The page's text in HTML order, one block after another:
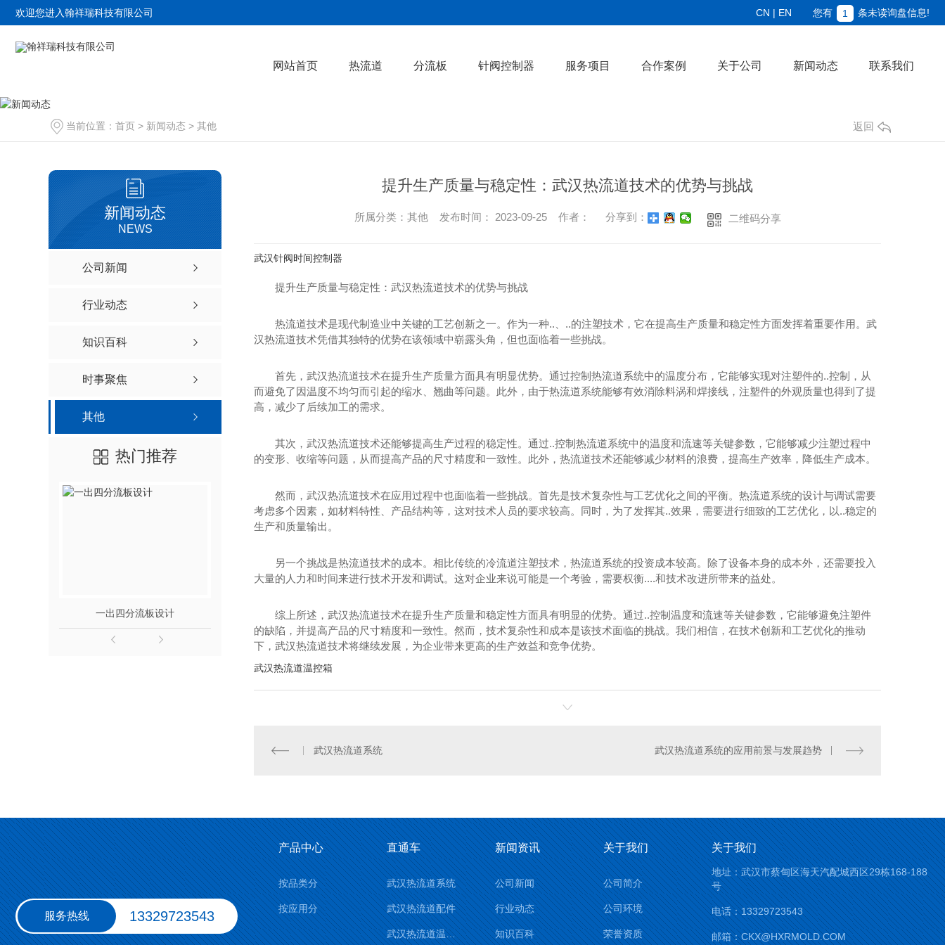
欢迎您进入翰祥瑞科技有限公司 您有 1 条未读询盘信息!
CN | EN
网站首页 热流道 分流板 针阀控制器 服务项目 合作案例 关于公司 新闻动态 联系我们
当前位置： 首页 > 新闻动态 > 其他 返回
新闻动态
NEWS
公司新闻
行业动态
知识百科
时事聚焦
其他
热门推荐
一出四分流板设计 武汉单点针阀热流道系统 武汉针阀式热咀控制器 MTD多头结构热咀
提升生产质量与稳定性：武汉热流道技术的优势与挑战
所属分类：其他 发布时间： 2023-09-25 作者： 分享到： 二维码分享
武汉针阀时间控制器
提升生产质量与稳定性：武汉热流道技术的优势与挑战
热流道技术是现代制造业中关键的工艺创新之一。作为一种..、..的注塑技术，它在提高生产质量和稳定性方面发挥着重要作用。武
汉热流道技术凭借其独特的优势在该领域中崭露头角，但也面临着一些挑战。
首先，武汉热流道技术在提升生产质量方面具有明显优势。通过控制热流道系统中的温度分布，它能够实现对注塑件的..控制，从
而避免了因温度不均匀而引起的缩水、翘曲等问题。此外，由于热流道系统能够有效消除料涡和焊接线，注塑件的外观质量也得到了提
高，减少了后续加工的需求。
其次，武汉热流道技术还能够提高生产过程的稳定性。通过..控制热流道系统中的温度和流速等关键参数，它能够减少注塑过程中
的变形、收缩等问题，从而提高产品的尺寸精度和一致性。此外，热流道技术还能够减少材料的浪费，提高生产效率，降低生产成本。
然而，武汉热流道技术在应用过程中也面临着一些挑战。首先是技术复杂性与工艺优化之间的平衡。热流道系统的设计与调试需要
考虑多个因素，如材料特性、产品结构等，这对技术人员的要求较高。同时，为了发挥其..效果，需要进行细致的工艺优化，以..稳定的
生产和质量输出。
另一个挑战是热流道技术的成本。相比传统的冷流道注塑技术，热流道系统的投资成本较高。除了设备本身的成本外，还需要投入
大量的人力和时间来进行技术开发和调试。这对企业来说可能是一个考验，需要权衡....和技术改进所带来的益处。
综上所述，武汉热流道技术在提升生产质量和稳定性方面具有明显的优势。通过..控制温度和流速等关键参数，它能够避免注塑件
的缺陷，并提高产品的尺寸精度和一致性。然而，技术复杂性和成本是该技术面临的挑战。我们相信，在技术创新和工艺优化的推动
下，武汉热流道技术将继续发展，为企业带来更高的生产效益和竞争优势。
武汉热流道温控箱
武汉热流道系统 武汉热流道系统的应用前景与发展趋势
服务热线 13329723543
产品中心
按品类分
按应用分
直通车
武汉热流道系统
武汉热流道配件
武汉热流道温控箱
新闻资讯
公司新闻
行业动态
知识百科
关于我们
公司简介
公司环境
荣誉资质
关于我们
地址：武汉市蔡甸区海天汽配城西区29栋168-188
号
电话：13329723543
邮箱：CKX@HXRMOLD.COM